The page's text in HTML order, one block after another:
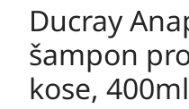
Ducray
šampon
kose, 400ml